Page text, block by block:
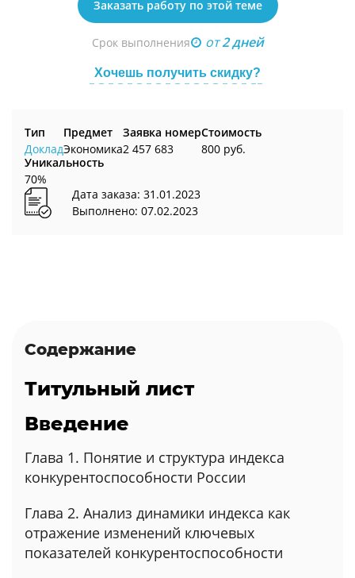
Заказать работу по этой теме
Срок выполнения от2 дней
Хочешь получить скидку?
Тип
Доклад
Предмет
Экономика
Заявка номер
2 457 683
Стоимость
800 руб.
Уникальность
70%
Дата заказа: 31.01.2023
Выполнено: 07.02.2023
Содержание
Титульный лист
Введение
Глава 1. Понятие и структура индекса
конкурентоспособности России
Глава 2. Анализ динамики индекса как
отражение изменений ключевых
показателей конкурентоспособности